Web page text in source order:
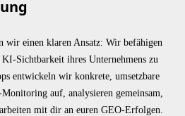
wir einen klaren Ansatz: Wir befähigen
Sichtbarkeit ihres Unternehmens zu
entwickeln wir konkrete, umsetzbare
auf, analysieren gemeinsam,
mit dir an euren GEO-Erfolgen.